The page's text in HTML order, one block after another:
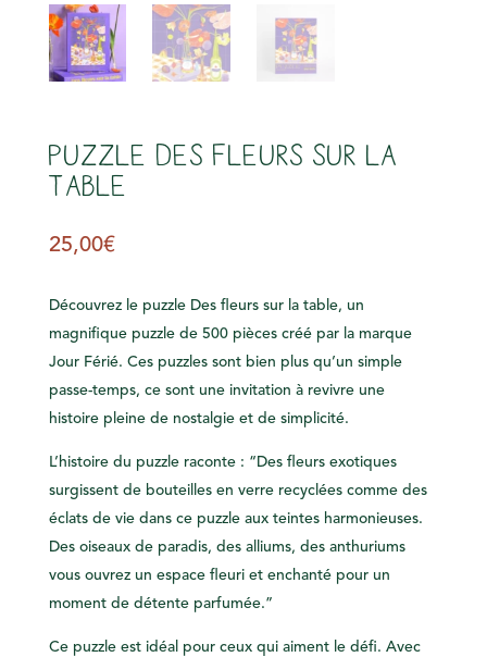
Puzzle Des fleurs sur la
table
25,00€
Découvrez le puzzle Des fleurs sur la table, un
magnifique puzzle de 500 pièces créé par la marque
Jour Férié. Ces puzzles sont bien plus qu’un simple
passe-temps, ce sont une invitation à revivre une
histoire pleine de nostalgie et de simplicité.
L’histoire du puzzle raconte : “Des fleurs exotiques
surgissent de bouteilles en verre recyclées comme des
éclats de vie dans ce puzzle aux teintes harmonieuses.
Des oiseaux de paradis, des alliums, des anthuriums
vous ouvrez un espace fleuri et enchanté pour un
moment de détente parfumée.”
Ce puzzle est idéal pour ceux qui aiment le défi. Avec